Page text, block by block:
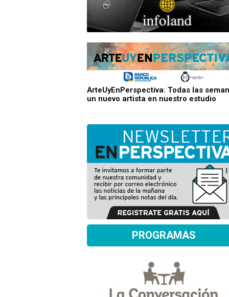
ArteUyEnPerspectiva: Todas las
un nuevo artista en nuestro estudio
PROGRAMAS